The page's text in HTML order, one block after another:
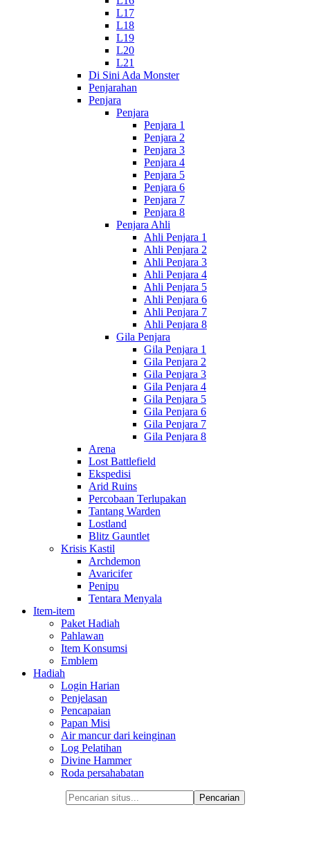
L17
L18
L19
L20
L21
Di Sini Ada Monster
Penjarahan
Penjara
Penjara
Penjara 1
Penjara 2
Penjara 3
Penjara 4
Penjara 5
Penjara 6
Penjara 7
Penjara 8
Penjara Ahli
Ahli Penjara 1
Ahli Penjara 2
Ahli Penjara 3
Ahli Penjara 4
Ahli Penjara 5
Ahli Penjara 6
Ahli Penjara 7
Ahli Penjara 8
Gila Penjara
Gila Penjara 1
Gila Penjara 2
Gila Penjara 3
Gila Penjara 4
Gila Penjara 5
Gila Penjara 6
Gila Penjara 7
Gila Penjara 8
Arena
Lost Battlefield
Ekspedisi
Arid Ruins
Percobaan Terlupakan
Tantang Warden
Lostland
Blitz Gauntlet
Krisis Kastil
Archdemon
Avaricifer
Penipu
Tentara Menyala
Item-item
Paket Hadiah
Pahlawan
Item Konsumsi
Emblem
Hadiah
Login Harian
Penjelasan
Pencapaian
Papan Misi
Air mancur dari keinginan
Log Pelatihan
Divine Hammer
Roda persahabatan